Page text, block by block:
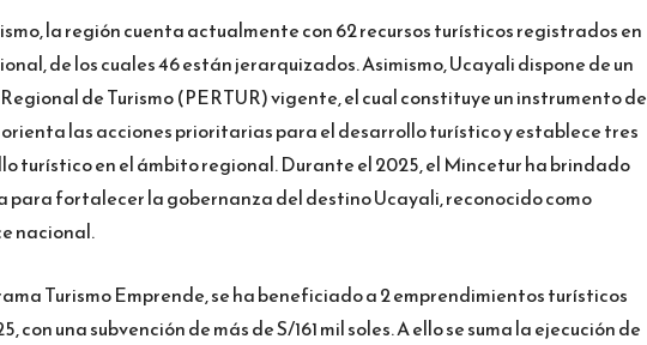
la región cuenta actualmente con 62 recursos turísticos registrados en
de los cuales 46 están jerarquizados. Asimismo, Ucayali dispone de un
de Turismo (PERTUR) vigente, el cual constituye un instrumento de
las acciones prioritarias para el desarrollo turístico y establece tres
turístico en el ámbito regional. Durante el 2025, el Mincetur ha brindado
para fortalecer la gobernanza del destino Ucayali, reconocido como
nacional.
Turismo Emprende, se ha beneficiado a 2 emprendimientos turísticos
con una subvención de más de S/161 mil soles. A ello se suma la ejecución de